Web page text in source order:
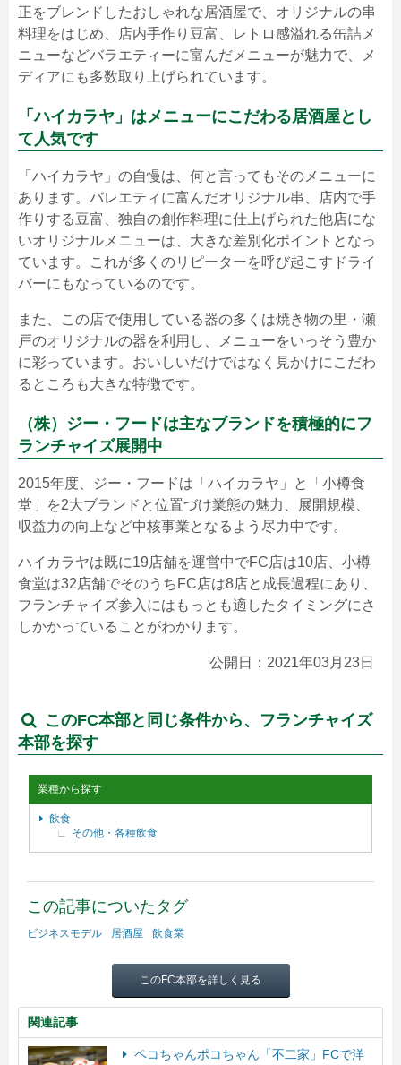
正をブレンドしたおしゃれな居酒屋で、オリジナルの串
料理をはじめ、店内手作り豆富、レトロ感溢れる缶詰メ
ニューなどバラエティーに富んだメニューが魅力で、メ
ディアにも多数取り上げられています。
「ハイカラヤ」はメニューにこだわる居酒屋とし
て人気です
「ハイカラヤ」の自慢は、何と言ってもそのメニューに
あります。バレエティに富んだオリジナル串、店内で手
作りする豆富、独自の創作料理に仕上げられた他店にな
いオリジナルメニューは、大きな差別化ポイントとなっ
ています。これが多くのリピーターを呼び起こすドライ
バーにもなっているのです。
また、この店で使用している器の多くは焼き物の里・瀬
戸のオリジナルの器を利用し、メニューをいっそう豊か
に彩っています。おいしいだけではなく見かけにこだわ
るところも大きな特徴です。
（株）ジー・フードは主なブランドを積極的にフ
ランチャイズ展開中
2015年度、ジー・フードは「ハイカラヤ」と「小樽食
堂」を2大ブランドと位置づけ業態の魅力、展開規模、
収益力の向上など中核事業となるよう尽力中です。
ハイカラヤは既に19店舗を運営中でFC店は10店、小樽
食堂は32店舗でそのうちFC店は8店と成長過程にあり、
フランチャイズ参入にはもっとも適したタイミングにさ
しかかっていることがわかります。
公開日：2021年03月23日
このFC本部と同じ条件から、フランチャイズ
本部を探す
業種から探す
飲食
その他・各種飲食
この記事についたタグ
ビジネスモデル 居酒屋 飲食業
このFC本部を詳しく見る
関連記事
ペコちゃんポコちゃん「不二家」FCで洋